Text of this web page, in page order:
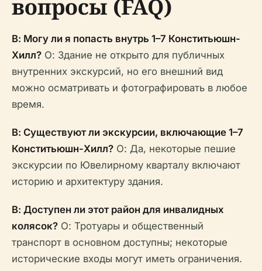
вопросы (FAQ)
В: Могу ли я попасть внутрь 1–7 Конститьюшн-
Хилл? О: Здание не открыто для публичных
внутренних экскурсий, но его внешний вид
можно осматривать и фотографировать в любое
время.
В: Существуют ли экскурсии, включающие 1–7
Конститьюшн-Хилл? О: Да, некоторые пешие
экскурсии по Ювелирному кварталу включают
историю и архитектуру здания.
В: Доступен ли этот район для инвалидных
колясок? О: Тротуары и общественный
транспорт в основном доступны; некоторые
исторические входы могут иметь ограничения.